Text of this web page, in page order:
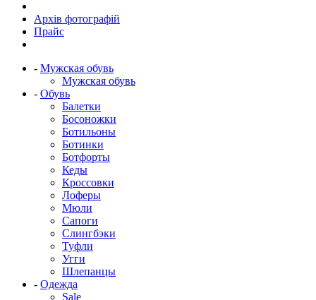
Архів фотографій
Прайс
- Мужская обувь
Мужская обувь
- Обувь
Балетки
Босоножки
Ботильоны
Ботинки
Ботфорты
Кеды
Кроссовки
Лоферы
Мюли
Сапоги
Слингбэки
Туфли
Угги
Шлепанцы
- Одежда
Sale